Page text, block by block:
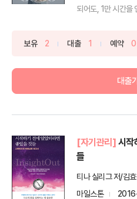
되어도, 1만 시간을
보유 2 대출 1 예약 0
대출
[자기관리] 시작
들
티나 실리그 저/김
마일스톤